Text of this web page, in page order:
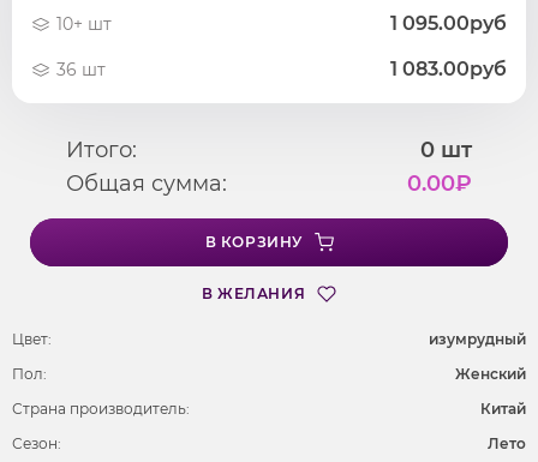
10+ шт 1 095.00руб
36 шт 1 083.00руб
Итого: 0 шт
Общая сумма:
0.00₽
В КОРЗИНУ
В ЖЕЛАНИЯ
Цвет:
изумрудный
Пол:
Женский
Страна производитель:
Китай
Сезон:
Лето